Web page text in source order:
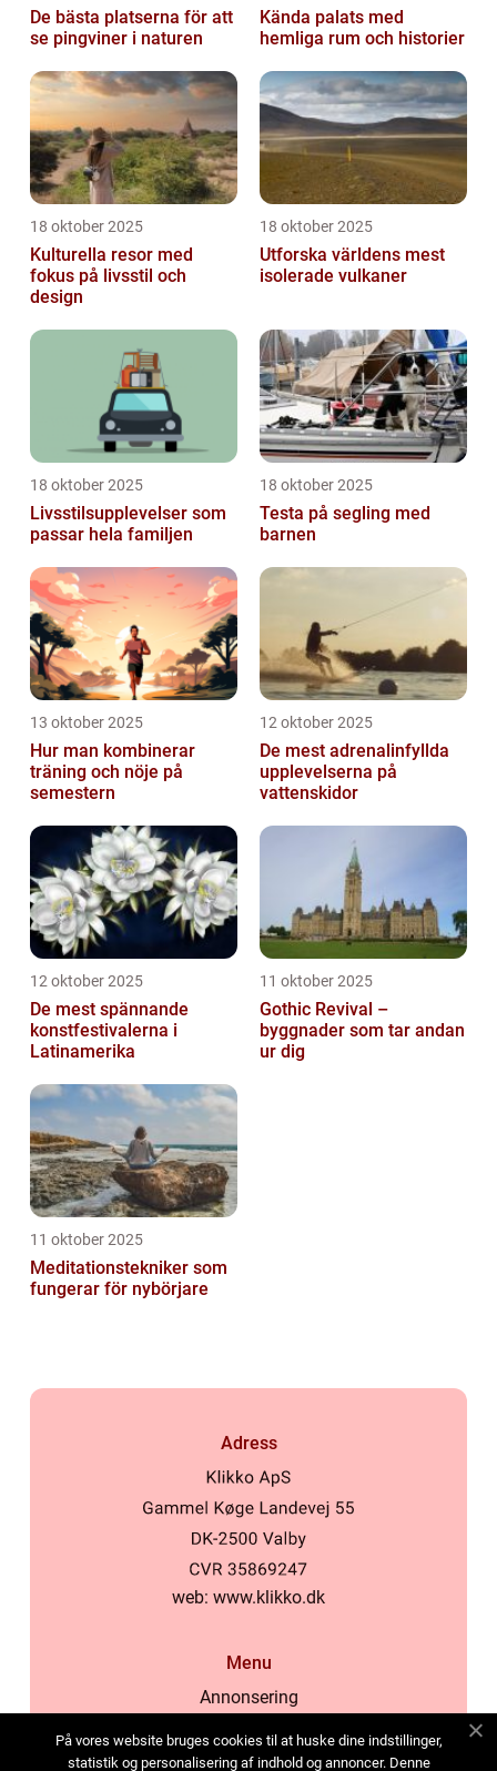
De bästa platserna för att
se pingviner i naturen
Kända palats med
hemliga rum och historier
18 oktober 2025
Kulturella resor med
fokus på livsstil och
design
18 oktober 2025
Utforska världens mest
isolerade vulkaner
18 oktober 2025
Livsstilsupplevelser som
passar hela familjen
18 oktober 2025
Testa på segling med
barnen
13 oktober 2025
Hur man kombinerar
träning och nöje på
semestern
12 oktober 2025
De mest adrenalinfyllda
upplevelserna på
vattenskidor
12 oktober 2025
De mest spännande
konstfestivalerna i
Latinamerika
11 oktober 2025
Gothic Revival –
byggnader som tar andan
ur dig
11 oktober 2025
Meditationstekniker som
fungerar för nybörjare
Adress
web: www.klikko.dk
Menu
Annonsering
Cookies
På vores website bruges cookies til at huske dine indstillinger,
statistik og personalisering af indhold og annoncer. Denne